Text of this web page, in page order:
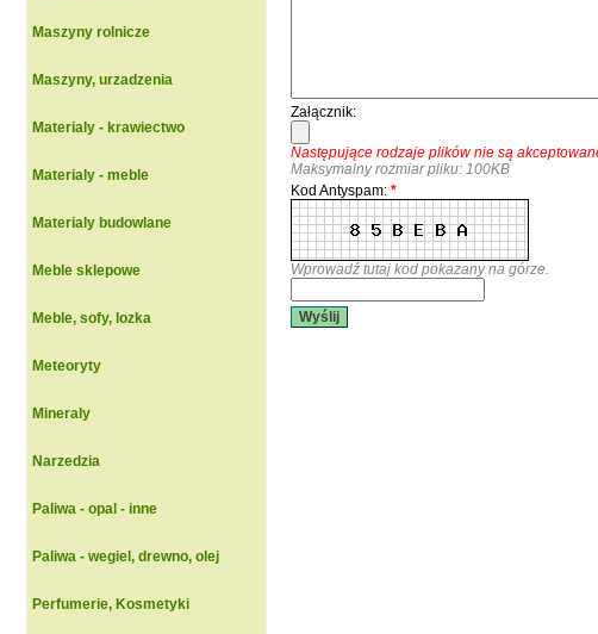
Maszyny rolnicze
Maszyny, urzadzenia
Materialy - krawiectwo
Materialy - meble
Materialy budowlane
Meble sklepowe
Meble, sofy, lozka
Meteoryty
Mineraly
Narzedzia
Paliwa - opal - inne
Paliwa - wegiel, drewno, olej
Perfumerie, Kosmetyki
Załącznik:
Następujące rodzaje plików nie są
Maksymalny rozmiar pliku: 100KB
Kod Antyspam: *
Wprowadź tutaj kod pokazany na górze.
Wyślij